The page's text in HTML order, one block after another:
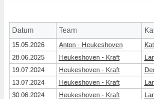
Datum Team
15.05.2026 Anton - Heukeshoven
28.06.2025
Heukeshoven - Kraft
19.07.2024
Heukeshoven - Kraft
13.07.2024
Heukeshoven - Kraft
30.06.2024
Heukeshoven - Kraft